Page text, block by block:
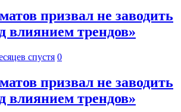
призвал не заводить
влиянием трендов»
спустя 0
призвал не заводить
влиянием трендов»